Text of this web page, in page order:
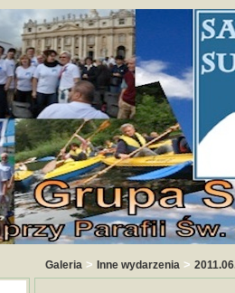
Galeria > Inne wydarzenia >